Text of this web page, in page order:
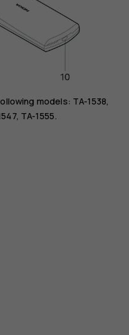
models: TA-1538,
TA-1555.